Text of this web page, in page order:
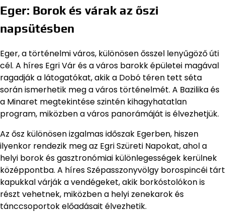
Eger: Borok és várak az őszi
napsütésben
Eger, a történelmi város, különösen ősszel lenyűgöző úti
cél. A híres Egri Vár és a város barokk épületei magával
ragadják a látogatókat, akik a Dobó téren tett séta
során ismerhetik meg a város történelmét. A Bazilika és
a Minaret megtekintése szintén kihagyhatatlan
program, miközben a város panorámáját is élvezhetjük.
Az ősz különösen izgalmas időszak Egerben, hiszen
ilyenkor rendezik meg az Egri Szüreti Napokat, ahol a
helyi borok és gasztronómiai különlegességek kerülnek
középpontba. A híres Szépasszonyvölgy borospincéi tárt
kapukkal várják a vendégeket, akik borkóstolókon is
részt vehetnek, miközben a helyi zenekarok és
tánccsoportok előadásait élvezhetik.